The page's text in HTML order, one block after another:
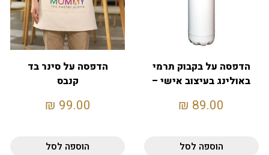
הדפסה על בקבוק תרמי
באולינג בעיצוב אישי –
89.00
₪
הוספה לסל
הדפסה על סינר בד
קנבס
99.00
₪
הוספה לסל